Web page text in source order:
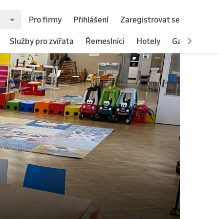
Pro firmy Přihlášení Zaregistrovat se
Služby pro zvířata Řemeslníci Hotely Gastronomie